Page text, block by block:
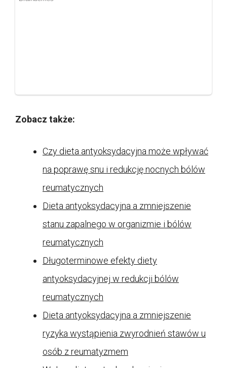
Zobacz także:
Czy dieta antyoksydacyjna może wpływać
na poprawę snu i redukcję nocnych bólów
reumatycznych
Dieta antyoksydacyjna a zmniejszenie
stanu zapalnego w organizmie i bólów
reumatycznych
Długoterminowe efekty diety
antyoksydacyjnej w redukcji bólów
reumatycznych
Dieta antyoksydacyjna a zmniejszenie
ryzyka wystąpienia zwyrodnień stawów u
osób z reumatyzmem